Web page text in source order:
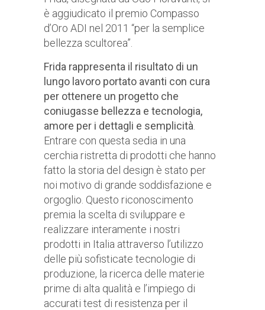
è aggiudicato il premio Compasso
d’Oro ADI nel 2011 “per la semplice
bellezza scultorea”.
Frida rappresenta il risultato di un
lungo lavoro portato avanti con cura
per ottenere un progetto che
coniugasse bellezza e tecnologia,
amore per i dettagli e semplicità
Entrare con questa sedia in una
cerchia ristretta di prodotti che hanno
fatto la storia del design è stato per
noi motivo di grande soddisfazione e
orgoglio. Questo riconoscimento
premia la scelta di sviluppare e
realizzare interamente i nostri
prodotti in Italia attraverso l’utilizzo
delle più sofisticate tecnologie di
produzione, la ricerca delle materie
prime di alta qualità e l’impiego di
accurati test di resistenza per il